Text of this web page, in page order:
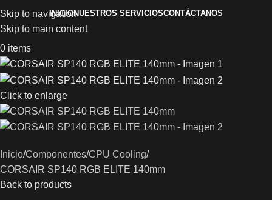
Skip to navigation
Skip to main content
INICIONUESTROS SERVICIOSCONTÁCTANOS
0 items
Click to enlarge
Inicio Componentes CPU Cooling
CORSAIR SP140 RGB ELITE 140mm
Back to products